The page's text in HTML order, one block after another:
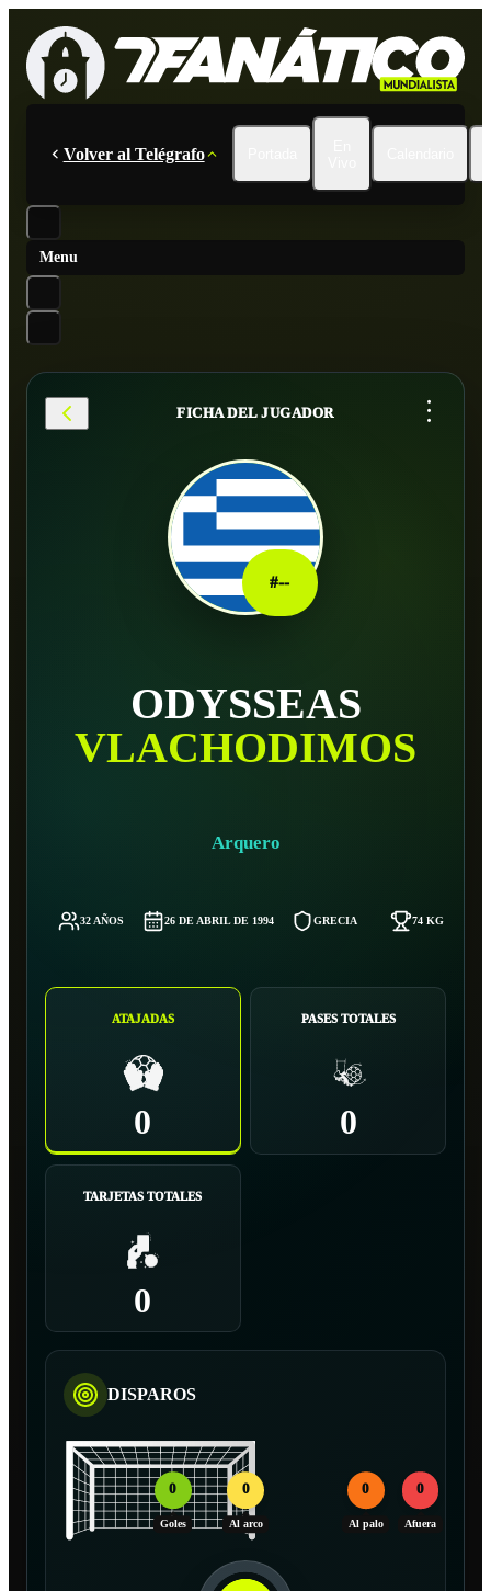
Volver al Telégrafo
Menu
FICHA DEL JUGADOR ...
#--
ODYSSEAS
VLACHODIMOS
Arquero
32 AÑOS 26 DE ABRIL DE 1994 GRECIA 74 KG
ATAJADAS
0
PASES TOTALES
0
TARJETAS TOTALES
0
DISPAROS
0
Goles
0
Al arco
0
Al palo
0
Afuera